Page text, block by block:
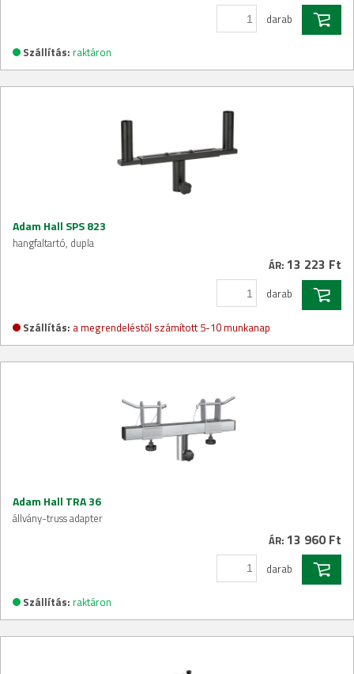
darab
Szállítás: raktáron
Adam Hall SPS 823
hangfaltartó, dupla
ÁR: 13 223 Ft
darab
Szállítás: a megrendeléstől számított 5-10 munkanap
Adam Hall TRA 36
állvány-truss adapter
ÁR: 13 960 Ft
darab
Szállítás: raktáron